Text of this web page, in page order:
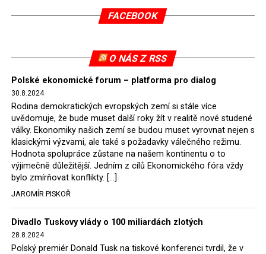
tomuto rozhodnutí nevyhověla, proto na žádost
2022, než byl tento případ z důvodu uzavření dohody
Polska s Českou republikou o odstranění příčin sporu o
důl Turów vymazán z rejstříku tribunálu. Celkem si
Polsko nechalo z přiznaných evropských fondů odečíst
asi 70 milionů eur na pokutách a 45 milionů eur
zaplatilo jako odškodnění České republice – ale jak důl,
tak elektrárna nadále fungovaly. Už tehdy zástupci
tehdejší opozice a dnes vládnoucí koalice, jako
místopředseda Občanské platformy (PO) Rafał
Hołownia, přímo řekli, že by se polská vláda měla
tomuto rozhodnutí podřídit.
FACEBOOK
O NÁS Z RSS
Polské ekonomické forum – platforma pro dialog
30.8.2024
Rodina demokratických evropských zemí si stále více
uvědomuje, že bude muset další roky žít v realitě nové studené
války. Ekonomiky našich zemí se budou muset vyrovnat nejen s
klasickými výzvami, ale také s požadavky válečného režimu.
Hodnota spolupráce zůstane na našem kontinentu o to
výjimečně důležitější. Jedním z cílů Ekonomického fóra vždy
bylo zmírňovat konflikty. […]
JAROMÍR PISKOŘ
Divadlo Tuskovy vlády o 100 miliardách zlotých
28.8.2024
Polský premiér Donald Tusk na tiskové konferenci tvrdil, že v